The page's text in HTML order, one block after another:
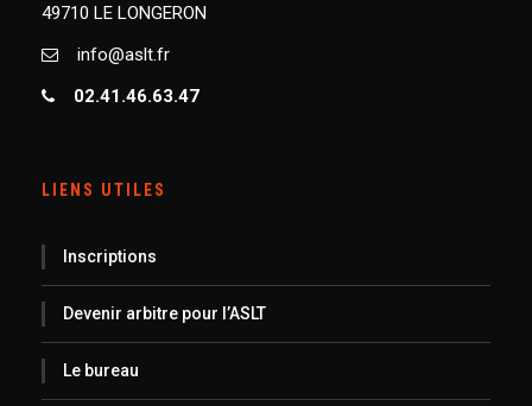
49710 LE LONGERON
info@aslt.fr
02.41.46.63.47
LIENS UTILES
Inscriptions
Devenir arbitre pour l’ASLT
Le bureau